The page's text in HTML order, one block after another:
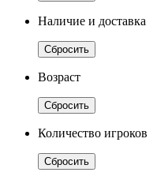
Наличие и доставка
Сбросить
Возраст
Сбросить
Количество игроков
Сбросить